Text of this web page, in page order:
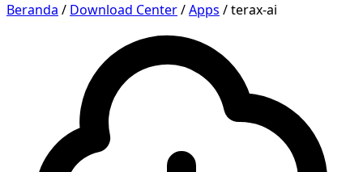
Beranda / Download Center/Apps /terax-ai